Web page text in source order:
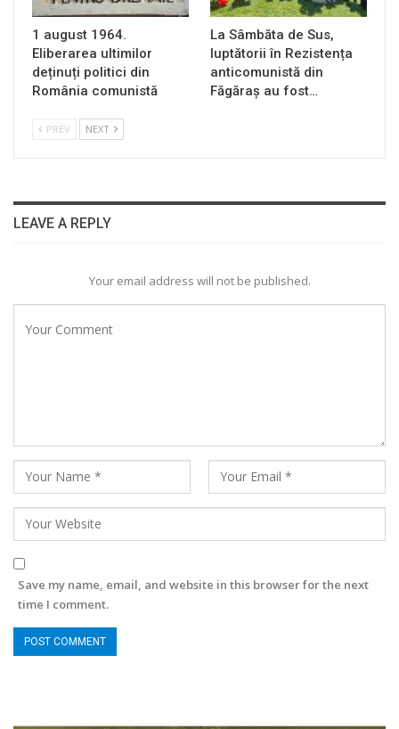
1 august 1964.
Eliberarea ultimilor
deținuți politici din
România comunistă
La Sâmbăta de Sus,
luptătorii în Rezistența
anticomunistă din
Făgăraș au fost…
PREV NEXT
LEAVE A REPLY
Your email address will not be published.
Save my name, email, and website in this browser for the next
time I comment.